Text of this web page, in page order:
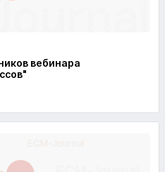
вебинара